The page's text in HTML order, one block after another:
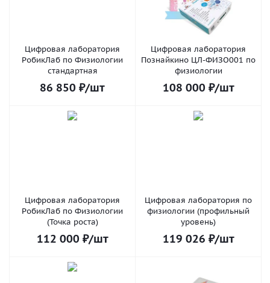
Цифровая лаборатория
РобикЛаб по Физиологии
стандартная
86 850 ₽/шт
Цифровая лаборатория
Познайкино ЦЛ-ФИЗО001 по
физиологии
108 000 ₽/шт
Цифровая лаборатория
РобикЛаб по Физиологии
(Точка роста)
112 000 ₽/шт
Цифровая лаборатория по
физиологии (профильный
уровень)
119 026 ₽/шт